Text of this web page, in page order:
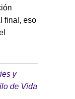
final, eso
y
de Vida